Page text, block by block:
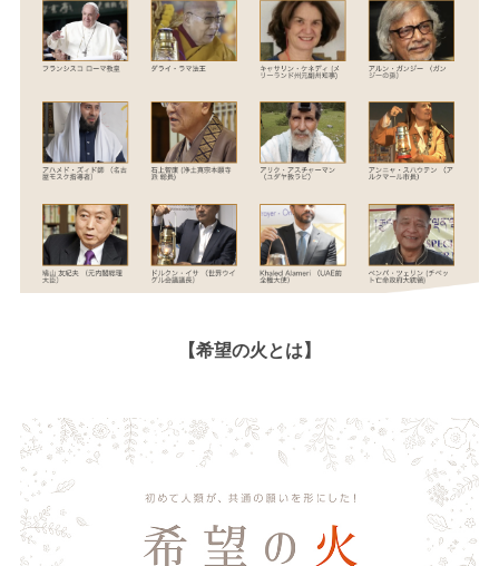
【希望の火とは】